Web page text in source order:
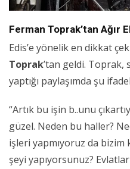
Ferman Toprak’tan Ağır
Edis’e yönelik en dikkat
Toprak’tan geldi. Toprak,
yaptığı paylaşımda şu
“Artık bu işin b..unu
güzel. Neden bu haller?
işleri yapmıyoruz da
şeyi yapıyorsunuz?